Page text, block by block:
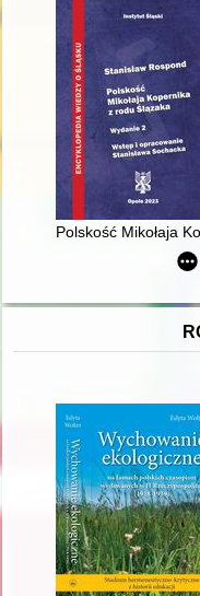
Polskość Mikołaja